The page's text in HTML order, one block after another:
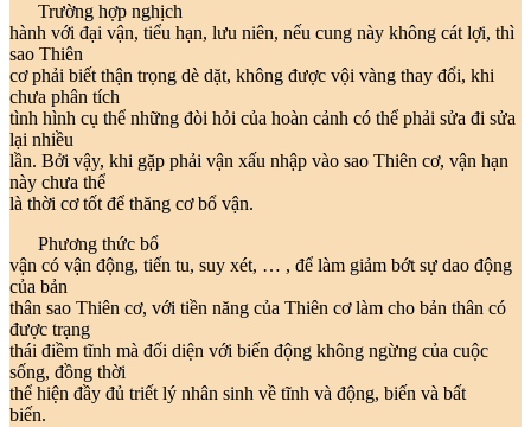
Trường hợp nghịch
hành với đại vận, tiểu hạn, lưu niên, nếu cung này không cát lợi, thì
sao Thiên
cơ phải biết thận trọng dè dặt, không được vội vàng thay đổi, khi
chưa phân tích
tình hình cụ thể những đòi hỏi của hoàn cảnh có thể phải sửa đi sửa
lại nhiều
lần. Bởi vậy, khi gặp phải vận xấu nhập vào sao Thiên cơ, vận hạn
này chưa thể
là thời cơ tốt để thăng cơ bổ vận.
Phương thức bổ
vận có vận động, tiến tu, suy xét, … , để làm giảm bớt sự dao động
của bản
thân sao Thiên cơ, với tiền năng của Thiên cơ làm cho bản thân có
được trạng
thái điềm tĩnh mà đối diện với biến động không ngừng của cuộc
sống, đồng thời
thể hiện đầy đủ triết lý nhân sinh về tĩnh và động, biến và bất
biến.